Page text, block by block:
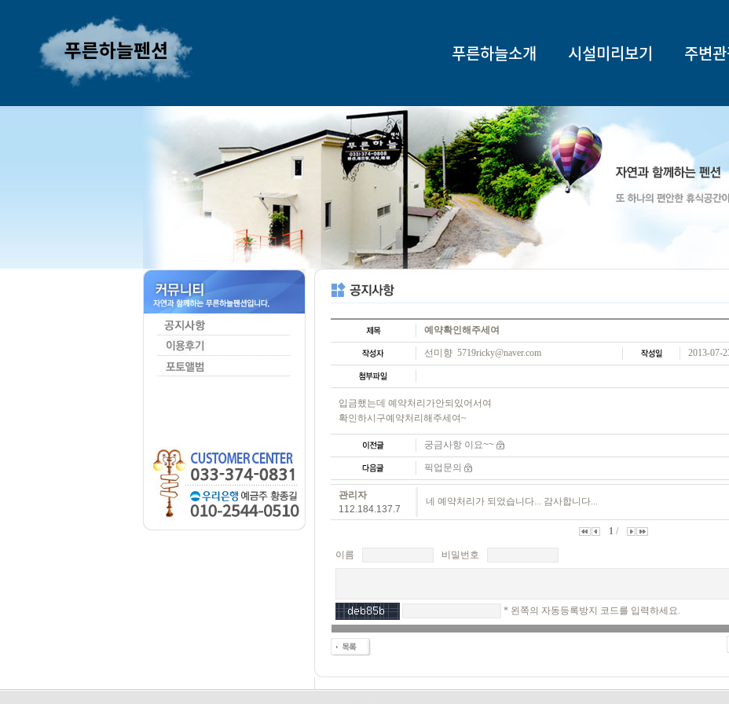
푸른하늘소개 시설미리보기 주변
예약확인해주세여
선미향 5719ricky@naver.com 2013-07-
입금했는데 예약처리가안되있어서여
확인하시구예약처리해주세여~
궁금사항 이요~~
픽업문의
관리자
112.184.137.7
네 예약처리가 되었습니다... 감사합니다...
1 /
이름 비밀번호
* 왼쪽의 자동등록방지 코드를 입력하세요.